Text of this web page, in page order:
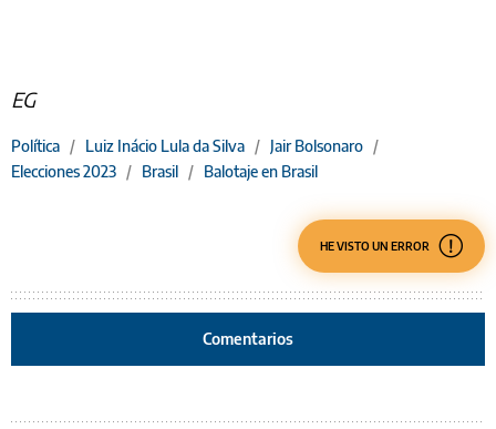
EG
Política / Luiz Inácio Lula da Silva / Jair Bolsonaro /
Elecciones 2023 / Brasil / Balotaje en Brasil
HE VISTO UN ERROR
Comentarios